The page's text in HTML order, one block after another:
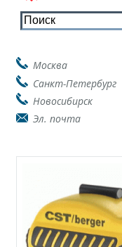
Москва
Санкт-Петербург
Новосибирск
Эл. почта